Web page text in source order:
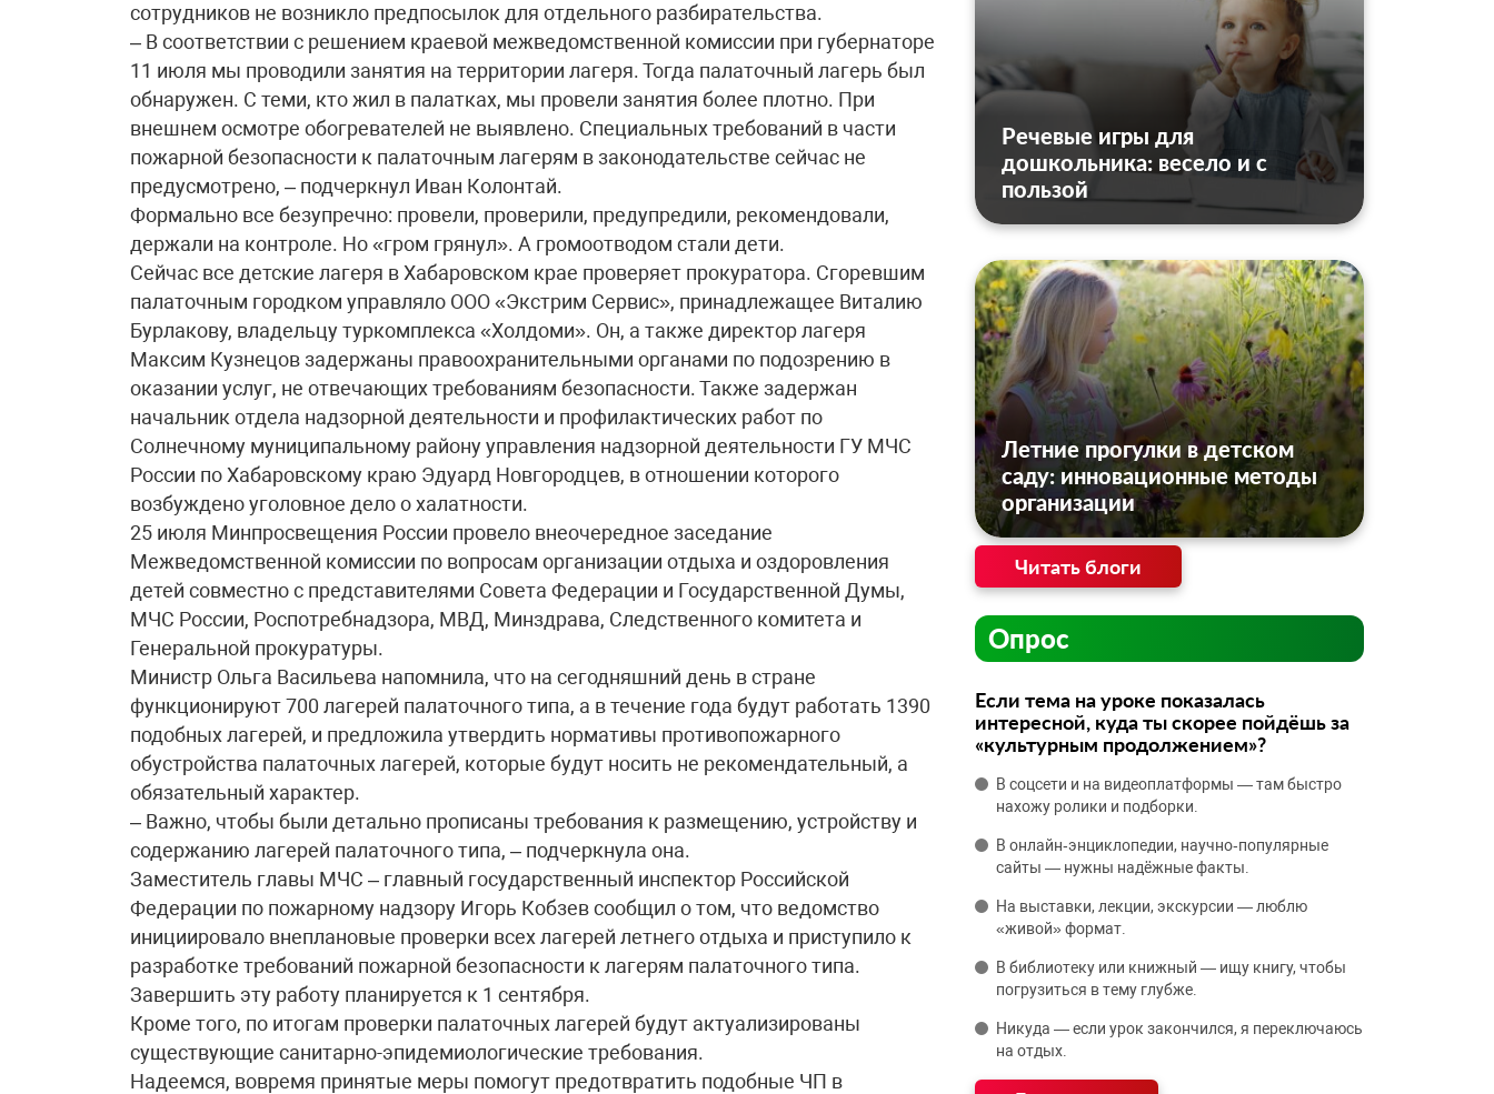
сотрудников не возникло предпосылок для отдельного разбирательства.
– В соответствии с решением краевой межведомственной комиссии при губернаторе
11 июля мы проводили занятия на территории лагеря. Тогда палаточный лагерь был
обнаружен. С теми, кто жил в палатках, мы провели занятия более плотно. При
внешнем осмотре обогревателей не выявлено. Специальных требований в части
пожарной безопасности к палаточным лагерям в законодательстве сейчас не
предусмотрено, – подчеркнул Иван Колонтай.
Формально все безупречно: провели, проверили, предупредили, рекомендовали,
держали на контроле. Но «гром грянул». А громоотводом стали дети.
Сейчас все детские лагеря в Хабаровском крае проверяет прокуратора. Сгоревшим
палаточным городком управляло ООО «Экстрим Сервис», принадлежащее Виталию
Бурлакову, владельцу туркомплекса «Холдоми». Он, а также директор лагеря
Максим Кузнецов задержаны правоохранительными органами по подозрению в
оказании услуг, не отвечающих требованиям безопасности. Также задержан
начальник отдела надзорной деятельности и профилактических работ по
Солнечному муниципальному району управления надзорной деятельности ГУ МЧС
России по Хабаровскому краю Эдуард Новгородцев, в отношении которого
возбуждено уголовное дело о халатности.
25 июля Минпросвещения России провело внеочередное заседание
Межведомственной комиссии по вопросам организации отдыха и оздоровления
детей совместно с представителями Совета Федерации и Государственной Думы,
МЧС России, Роспотребнадзора, МВД, Минздрава, Следственного комитета и
Генеральной прокуратуры.
Министр Ольга Васильева напомнила, что на сегодняшний день в стране
функционируют 700 лагерей палаточного типа, а в течение года будут работать 1390
подобных лагерей, и предложила утвердить нормативы противопожарного
обустройства палаточных лагерей, которые будут носить не рекомендательный, а
обязательный характер.
– Важно, чтобы были детально прописаны требования к размещению, устройству и
содержанию лагерей палаточного типа, – подчеркнула она.
Заместитель главы МЧС – главный государственный инспектор Российской
Федерации по пожарному надзору Игорь Кобзев сообщил о том, что ведомство
инициировало внеплановые проверки всех лагерей летнего отдыха и приступило к
разработке требований пожарной безопасности к лагерям палаточного типа.
Завершить эту работу планируется к 1 сентября.
Кроме того, по итогам проверки палаточных лагерей будут актуализированы
существующие санитарно-эпидемиологические требования.
Надеемся, вовремя принятые меры помогут предотвратить подобные ЧП в
Речевые игры для
дошкольника: весело и с
пользой
Летние прогулки в детском
саду: инновационные методы
организации
Читать блоги
Опрос
Если тема на уроке показалась
интересной, куда ты скорее пойдёшь за
«культурным продолжением»?
В соцсети и на видеоплатформы — там быстро
нахожу ролики и подборки.
В онлайн‑энциклопедии, научно‑популярные
сайты — нужны надёжные факты.
На выставки, лекции, экскурсии — люблю
«живой» формат.
В библиотеку или книжный — ищу книгу, чтобы
погрузиться в тему глубже.
Никуда — если урок закончился, я переключаюсь
на отдых.